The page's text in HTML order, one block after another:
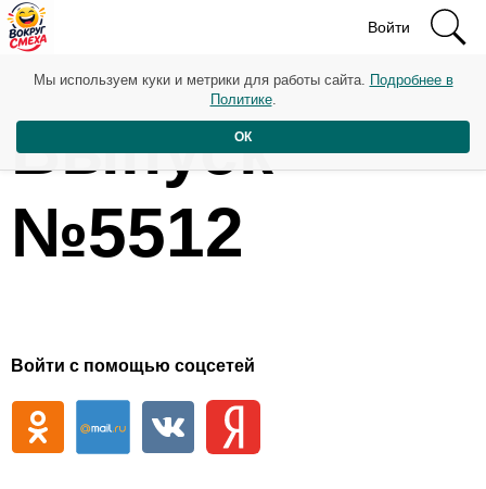
Войти
Выпуск
№5512
Войти с помощью соцсетей
Мы используем куки и метрики для работы сайта. Подробнее в
Политике.
ОК